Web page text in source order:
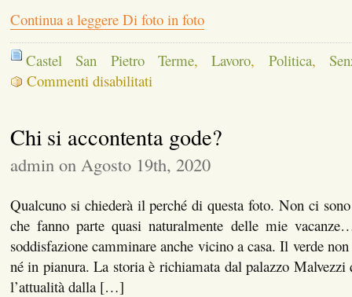
Continua a leggere Di foto in foto
Castel San Pietro Terme,Lavoro, Politica,
Commenti disabilitatisu
Di
Chi si accontenta gode?
admin on Agosto 19th, 2020
Qualcuno si chiederà il perché di questa foto. Non ci
che fanno parte quasi naturalmente delle mie
soddisfazione camminare anche vicino a casa. Il verde
né in pianura. La storia è richiamata dal palazzo
l’attualità dalla […]